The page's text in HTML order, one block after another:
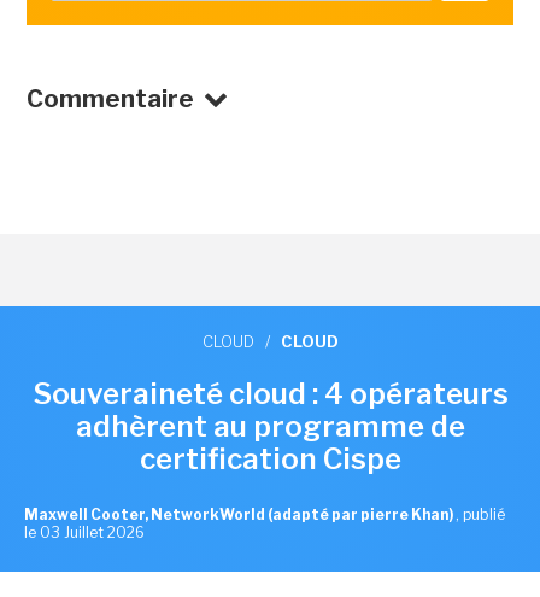
Commentaire
CLOUD / CLOUD
Souveraineté cloud : 4 opérateurs
adhèrent au programme de
certification Cispe
Maxwell Cooter, NetworkWorld (adapté par pierre Khan) , publié
le 03 Juillet 2026